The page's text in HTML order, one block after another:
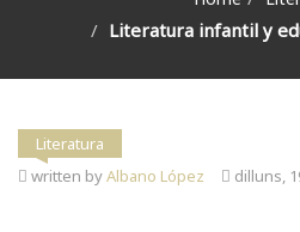
Literatura infantil y
Literatura
written byAlbano López dilluns,